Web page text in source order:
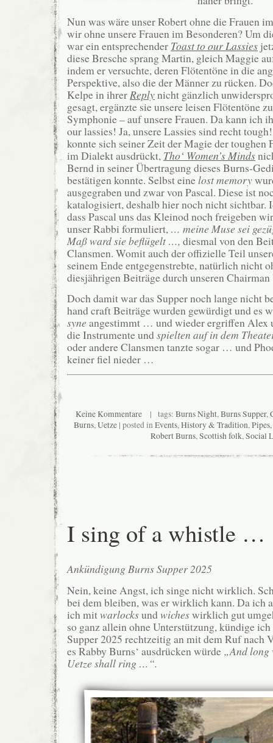
Nun was wäre unser Robert ohne die Frauen
wir ohne unsere Frauen im Besonderen? Um
war ein entsprechender Toast to our Lassies
diese Bresche sprang Martin, gleich Maggie
indem er versuchte, deren Flötentöne in die
Perspektive, also die der Männer zu rücken.
Kelpe in ihrerReplynicht gänzlich
gesagt, ergänzte sie unsere leisen Flötentöne
Symphonie – auf unsere Frauen. Da kann ich
our lassies! Ja, unsere Lassies sind recht
konnte sich seiner Zeit der Magie der toughen
im Dialekt ausdrückt, Tho‘ Women’s Minds
Bernd in seiner Übertragung dieses Burns-
bestätigen konnte. Selbst einelost memory
ausgegraben und zwar von Pascal. Diese ist
katalogisiert, deshalb hier noch nicht sichtbar.
dass Pascal uns das Kleinod noch freigeben
unser Rabbi formuliert, … meine Muse sei
Maß ward sie beflügelt …, diesmal von den
Clansmen. Womit auch der offizielle Teil
seinem Ende entgegenstrebte, natürlich nicht
diesjährigen Beiträge durch unseren Chairman
Doch damit war das Supper noch lange nicht
hand craft Beiträge wurden gewürdigt und es
syne angestimmt … und wieder ergriffen Alex
die Instrumente undspielten auf in dem
oder andere Clansmen tanzte sogar … und
keiner fiel nieder …
Keine Kommentare| tags: Burns Night,Burns Supper,
Burns,Uetze | posted inEvents,History & Tradition,
Robert Burns,Scottish folk,Social
I sing of a whistle …
Ankündigung Burns Supper 2025
Nein, keine Angst, ich singe nicht wirklich.
bei dem bleiben, was er wirklich kann. Da ich
ich mitwarlocksundwicheswirklich gut
so ganz allein ohne Unterstützung, kündige
Supper 2025 rechtzeitig an mit dem Ruf nach
es Rabby Burns‘ ausdrücken würde „And
Uetze shall ring …“.